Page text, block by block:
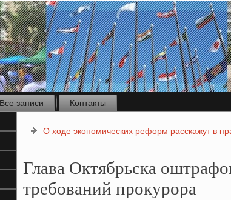
Все записи
Контакты
О ходе экономических реформ расскажут в
Глава Октябрьска
требований прокурора